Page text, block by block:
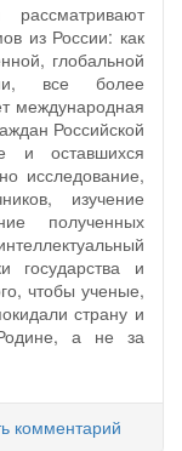
из России: как
глобальной
все более
международная
Российской
и оставшихся
исследование,
изучение
полученных
государства и
чтобы ученые,
страну и
а не за
комментарий